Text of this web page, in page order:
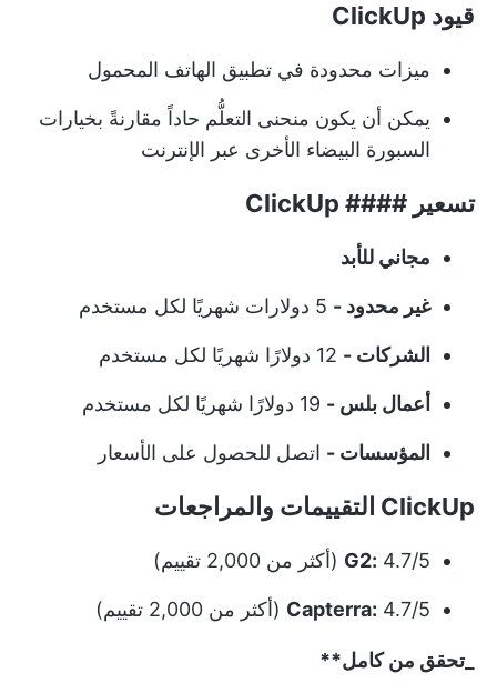
قيود ClickUp
ميزات محدودة في تطبيق الهاتف المحمول
يمكن أن يكون منحنى التعلُّم حاداً مقارنةً بخيارات
السبورة البيضاء الأخرى عبر الإنترنت
تسعير #### ClickUp
مجاني للأبد
غير محدود -
الشركات -
أعمال بلس -
المؤسسات - اتصل للحصول على الأسعار
ClickUp التقييمات والمراجعات
G2: 4.7/5 (أكثر من 2,000 تقييم)
Capterra: 4.7/5 (أكثر من 2,000 تقييم)
_تحقق من كامل**